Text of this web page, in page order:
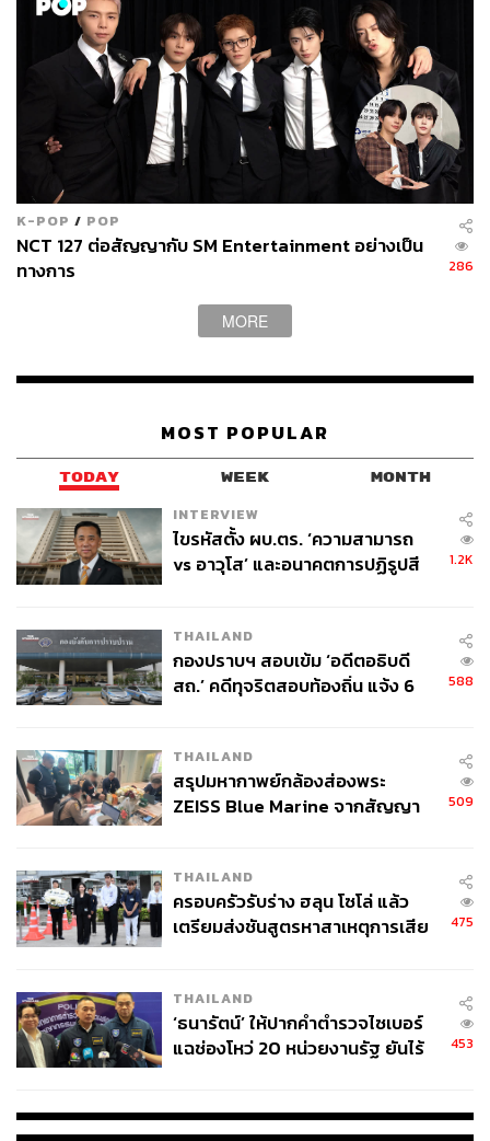
K-POP / POP
NCT 127 ต่อสัญญากับ SM Entertainment อย่างเป็น
ทางการ
286
MORE
MOST POPULAR
TODAY WEEK MONTH
INTERVIEW
ไขรหัสตั้ง ผบ.ตร. ‘ความสามารถ
vs อาวุโส’ และอนาคตการปฏิรูปสี
1.2K
THAILAND
กองปราบฯ สอบเข้ม ‘อดีตอธิบดี
สถ.’ คดีทุจริตสอบท้องถิ่น แจ้ง 6
588
THAILAND
สรุปมหากาพย์กล้องส่องพระ
ZEISS Blue Marine จากสัญญา
จ่ายหนี้-แอบระบุแบรนด์
509
THAILAND
ครอบครัวรับร่าง ฮลุน โซโล่ แล้ว
เตรียมส่งชันสูตรหาสาเหตุการเสีย
475
THAILAND
‘ธนารัตน์’ ให้ปากคำตำรวจไซเบอร์
แฉช่องโหว่ 20 หน่วยงานรัฐ ยันไร้
453